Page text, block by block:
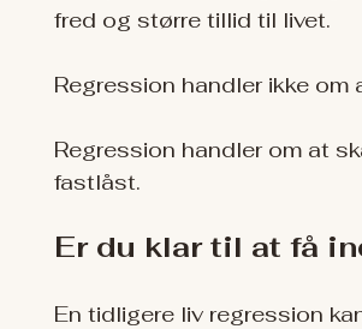
fred og større tillid til livet.
Regression handler ikke om
Regression handler om at
fastlåst.
Er du klar til at få
En tidligere liv regression